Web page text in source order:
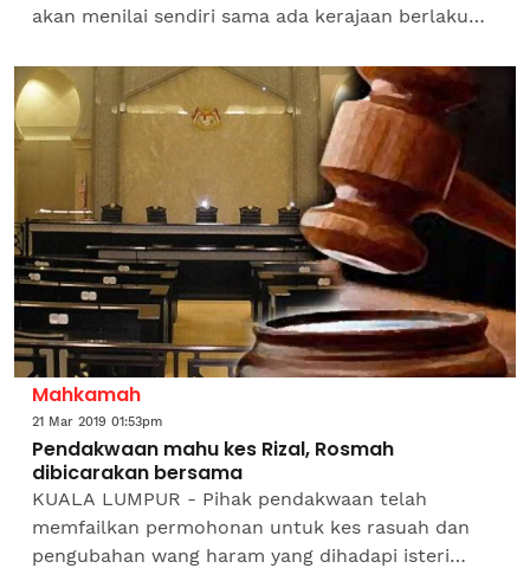
akan menilai sendiri sama ada kerajaan berlaku
kekecewaan itu...
Mahkamah
21 Mar 2019 01:53pm
Pendakwaan mahu kes Rizal, Rosmah
dibicarakan bersama
KUALA LUMPUR - Pihak pendakwaan telah
memfailkan permohonan untuk kes rasuah dan
pengubahan wang haram yang dihadapi isteri